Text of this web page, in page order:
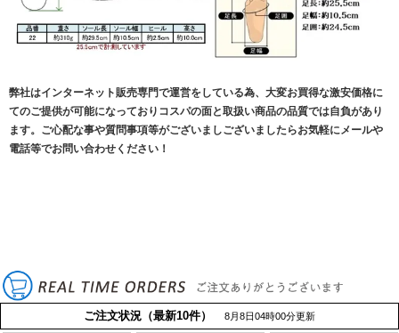
弊社はインターネット販売専門で運営をしている為、大変お買得な激安価格に
てのご提供が可能になっておりコスパの面と取扱い商品の品質では自負があり
ます。ご心配な事や質問事項等がございましございましたらお気軽にメールや
電話等でお問い合わせください！